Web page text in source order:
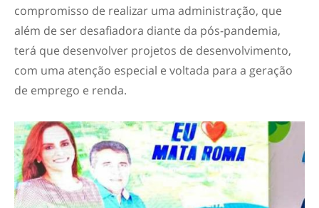
compromisso de realizar uma administração, que
além de ser desafiadora diante da pós-pandemia,
terá que desenvolver projetos de desenvolvimento,
com uma atenção especial e voltada para a geração
de emprego e renda.